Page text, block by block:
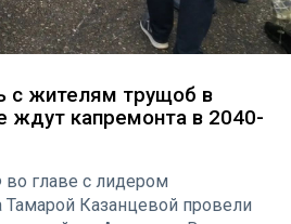
с жителям трущоб в
ждут капремонта в 2040-
главе с лидером
Тамарой Казанцевой провели